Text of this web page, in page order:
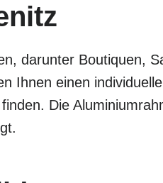
darunter Boutiquen,
Ihnen einen
Die